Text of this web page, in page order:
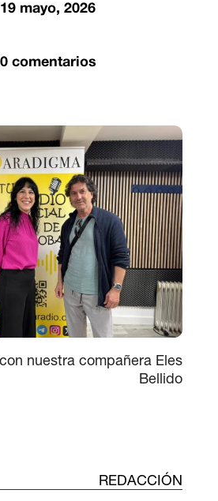
19 mayo, 2026
0 comentarios
nuestra compañera Eles
Bellido
REDACCIÓN